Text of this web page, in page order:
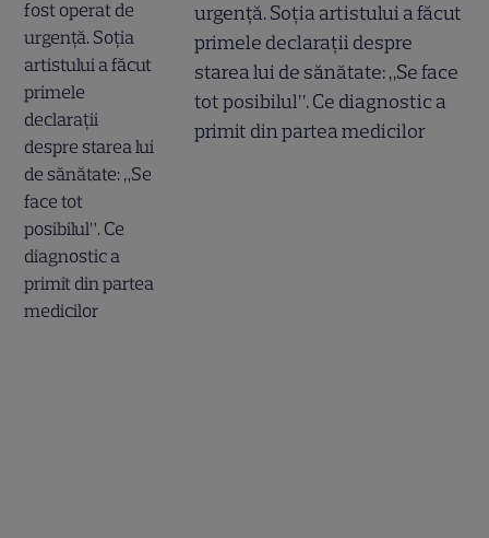
urgență. Soția artistului a făcut
primele declarații despre
starea lui de sănătate: „Se face
tot posibilul”. Ce diagnostic a
primit din partea medicilor